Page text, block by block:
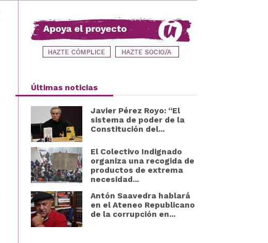
Últimas noticias
Javier Pérez Royo: “El
sistema de poder de la
Constitución del...
El Colectivo Indignado
organiza una recogida de
productos de extrema
necesidad...
Antón Saavedra hablará
en el Ateneo Republicano
de la corrupción en...